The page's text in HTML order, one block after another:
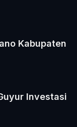
Kabupaten
Investasi